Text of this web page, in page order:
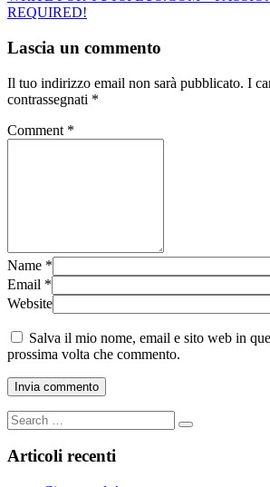
REQUIRED!
Lascia un commento
Il tuo indirizzo email non sarà pubblicato. I
contrassegnati *
Comment *
Name *
Email *
Website
Salva il mio nome, email e sito web in
prossima volta che commento.
Articoli recenti